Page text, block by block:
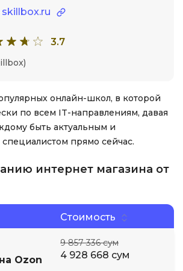
skillbox.ru
3.7
онлайн-школ, в которой
по всем IT-направлениям, давая
быть актуальным и
прямо сейчас.
интернет магазина от
Стоимость
Ozon
9 857 336 сум
4 928 668 сум